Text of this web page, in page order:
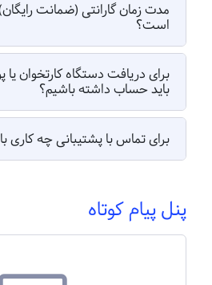
مدت زمان گارانتی (ضمانت
است؟
برای دریافت دستگاه کارتخوان یا
باید حساب داشته باشیم؟
برای تماس با پشتیبانی چه کاری
پنل پیام کوتاه